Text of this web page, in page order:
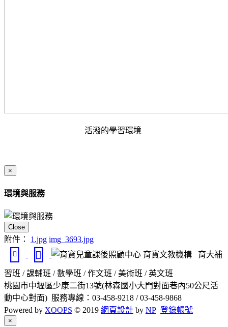
活潑的學習環境
×
環境與服務
Close
附件： 1.jpg img_3693.jpg
育寶文教機構 育大補
習班 / 課輔班 / 數學班 / 作文班 / 美術班 / 英文班
桃園市中壢區少康二街13號(林森國小大門對面巷內50公尺活
動中心對面) 服務專線：03-458-9218 / 03-458-9868
Powered by XOOPS © 2019 網頁設計 by NP 登錄帳號
×